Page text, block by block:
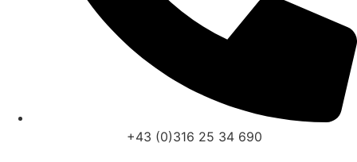
+43 (0)316 25 34 690